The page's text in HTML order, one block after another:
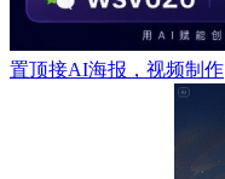
置顶接AI海报，视频制作